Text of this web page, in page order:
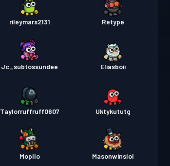
rileymars2131 Retype
Jc_subtossundee Eliasboii
Taylorruffruff0607 Uktykututg
Mopllo Masonwinslol